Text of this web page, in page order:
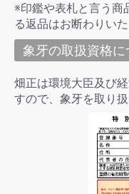
※印鑑や表札と言う商
る返品はお断わりいた
象牙の取扱資格に
畑正は環境大臣及び
すので、象牙を取り